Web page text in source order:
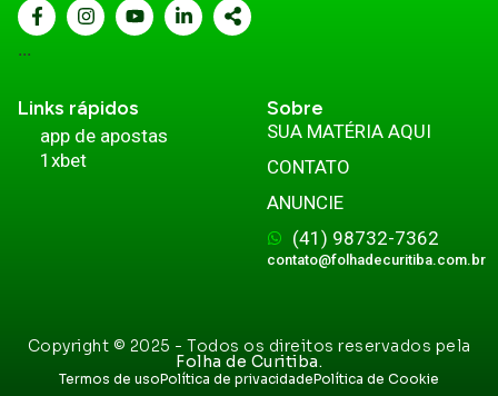
...
Links rápidos
app de apostas
1xbet
Sobre
SUA MATÉRIA AQUI
CONTATO
ANUNCIE
(41) 98732-7362
contato@folhadecuritiba.com.br
Copyright © 2025 - Todos os direitos reservados pela
Folha de Curitiba.
Termos de usoPolítica de privacidadePolítica de Cookie